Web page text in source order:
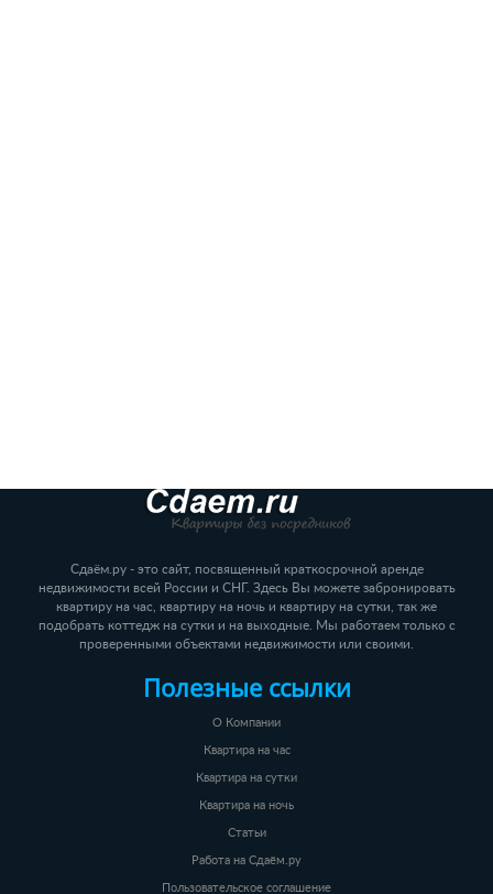
Сдаём.ру - это сайт, посвященный краткосрочной аренде
недвижимости всей России и СНГ. Здесь Вы можете забронировать
квартиру на час, квартиру на ночь и квартиру на сутки, так же
подобрать коттедж на сутки и на выходные. Мы работаем только с
проверенными объектами недвижимости или своими.
Полезные ссылки
О Компании
Квартира на час
Квартира на сутки
Квартира на ночь
Статьи
Работа на Сдаём.ру
Пользовательское соглашение